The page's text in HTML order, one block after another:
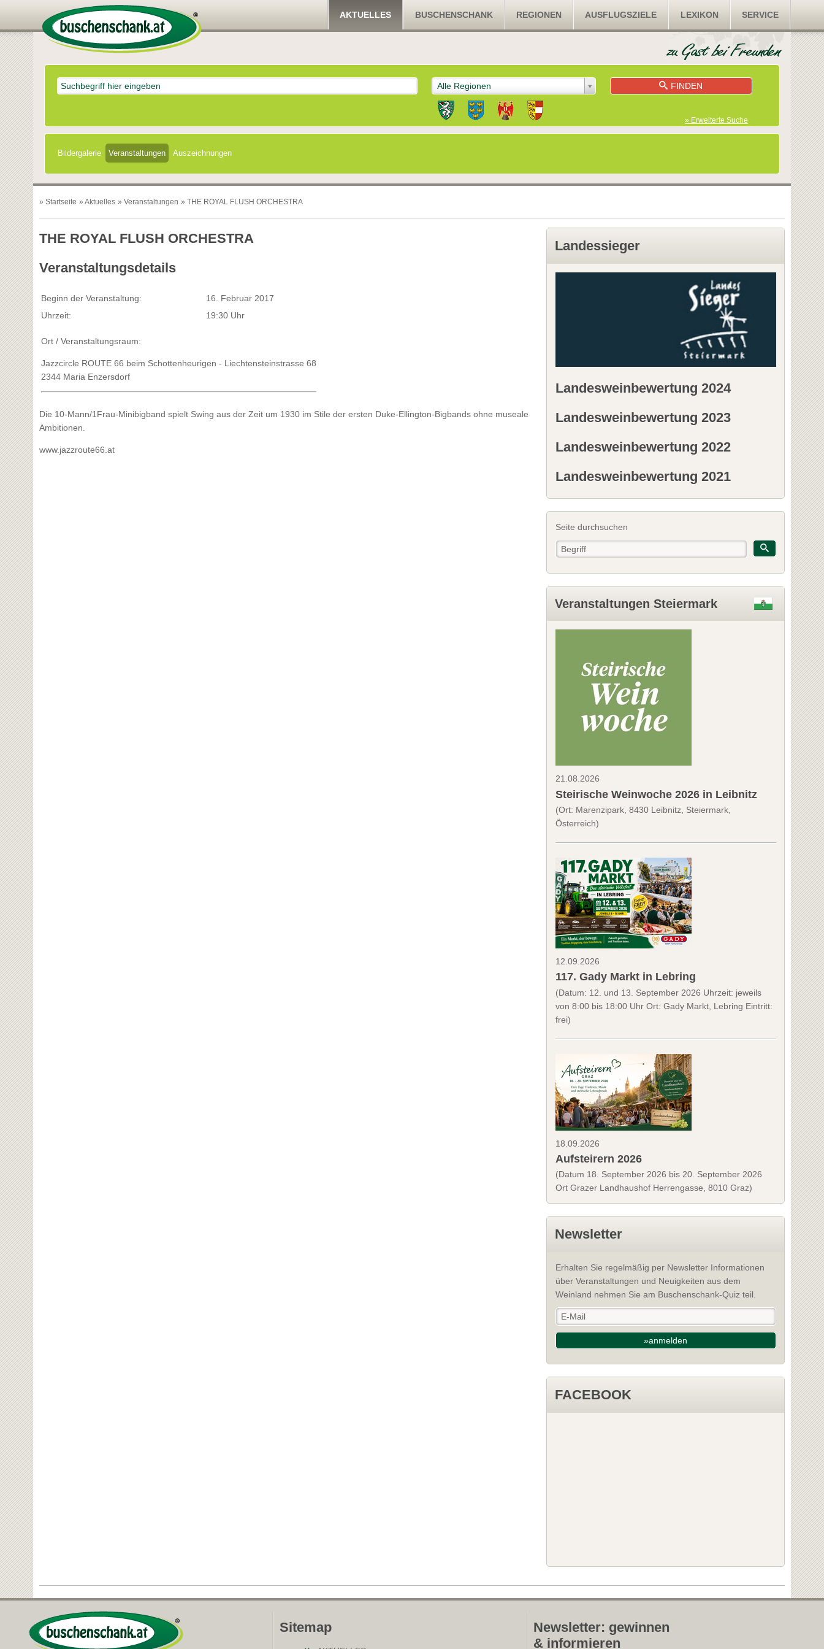
AKTUELLES BUSCHENSCHANK REGIONEN AUSFLUGSZIELE LEXIKON SERVICE
Alle Regionen FINDEN
» Erweiterte Suche
Bildergalerie Veranstaltungen Auszeichnungen
» Startseite » Aktuelles » Veranstaltungen » THE ROYAL FLUSH ORCHESTRA
THE ROYAL FLUSH ORCHESTRA
Veranstaltungsdetails
Beginn der Veranstaltung:
16. Februar 2017
Uhrzeit:
19:30 Uhr
Ort / Veranstaltungsraum:
Jazzcircle ROUTE 66 beim Schottenheurigen - Liechtensteinstrasse 68
2344 Maria Enzersdorf
Die 10-Mann/1Frau-Minibigband spielt Swing aus der Zeit um 1930 im Stile der ersten Duke-Ellington-Bigbands ohne museale
Ambitionen.
www.jazzroute66.at
Landessieger
Landesweinbewertung 2024
Landesweinbewertung 2023
Landesweinbewertung 2022
Landesweinbewertung 2021
Seite durchsuchen
Veranstaltungen Steiermark
21.08.2026
Steirische Weinwoche 2026 in Leibnitz
(Ort: Marenzipark, 8430 Leibnitz, Steiermark,
Österreich)
12.09.2026
117. Gady Markt in Lebring
(Datum: 12. und 13. September 2026 Uhrzeit: jeweils
von 8:00 bis 18:00 Uhr Ort: Gady Markt, Lebring Eintritt:
frei)
18.09.2026
Aufsteirern 2026
(Datum 18. September 2026 bis 20. September 2026
Ort Grazer Landhaushof Herrengasse, 8010 Graz)
Newsletter
Erhalten Sie regelmäßig per Newsletter Informationen
über Veranstaltungen und Neuigkeiten aus dem
Weinland nehmen Sie am Buschenschank-Quiz teil.
»anmelden
FACEBOOK
Sitemap
Newsletter: gewinnen
& informieren